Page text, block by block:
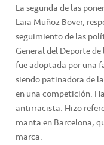
La segunda de las
Laia Muñoz Bover,
seguimiento de las
General del Deporte
fue adoptada por una
siendo patinadora de
en una competición.
antirracista. Hizo
manta en Barcelona,
marca.